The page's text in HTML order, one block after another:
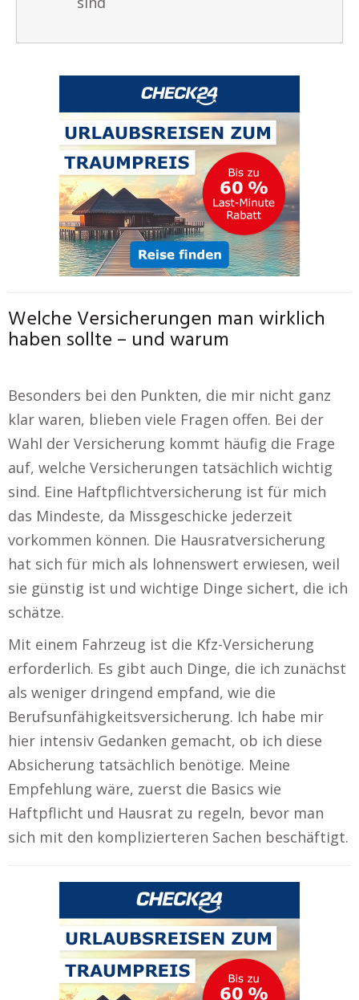
Welche Versicherungen man wirklich
haben sollte – und warum
Besonders bei den Punkten, die mir nicht ganz
klar waren, blieben viele Fragen offen. Bei der
Wahl der Versicherung kommt häufig die Frage
auf, welche Versicherungen tatsächlich wichtig
sind. Eine Haftpflichtversicherung ist für mich
das Mindeste, da Missgeschicke jederzeit
vorkommen können. Die Hausratversicherung
hat sich für mich als lohnenswert erwiesen, weil
sie günstig ist und wichtige Dinge sichert, die ich
schätze.
Mit einem Fahrzeug ist die Kfz-Versicherung
erforderlich. Es gibt auch Dinge, die ich zunächst
als weniger dringend empfand, wie die
Berufsunfähigkeitsversicherung. Ich habe mir
hier intensiv Gedanken gemacht, ob ich diese
Absicherung tatsächlich benötige. Meine
Empfehlung wäre, zuerst die Basics wie
Haftpflicht und Hausrat zu regeln, bevor man
sich mit den komplizierteren Sachen beschäftigt.